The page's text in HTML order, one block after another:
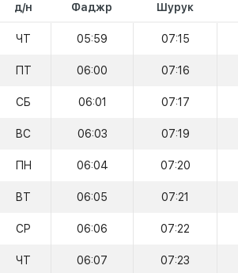
д/н Фаджр Шурук
ЧТ 05:59 07:15
ПТ 06:00 07:16
СБ 06:01 07:17
ВС 06:03 07:19
ПН 06:04 07:20
ВТ 06:05 07:21
СР 06:06 07:22
ЧТ 06:07 07:23